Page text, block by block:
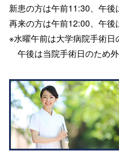
新患の方は午前11:30、午
再来の方は午前12:00、午後
※水曜午前は大学病院手術日
午後は当院手術日のため